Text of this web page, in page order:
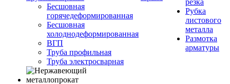
Бесшовная
горячедеформированная
Бесшовная
холоднодеформированная
ВГП
Труба профильная
Труба электросварная
резка
Рубка
листового
металла
Размотка
арматуры